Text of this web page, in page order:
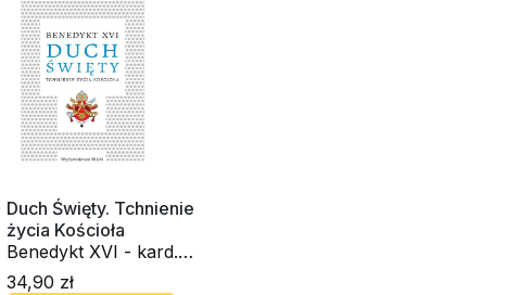
Duch Święty. Tchnienie
życia Kościoła
Benedykt XVI - kard.
Joseph Ratzinger
34,90 zł